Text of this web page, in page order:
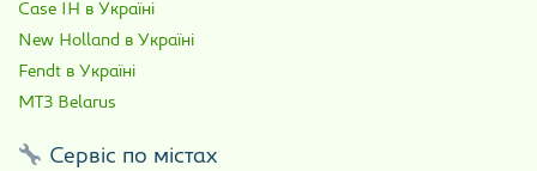
Case IH в Україні
New Holland в Україні
Fendt в Україні
МТЗ Belarus
Сервіс по містах